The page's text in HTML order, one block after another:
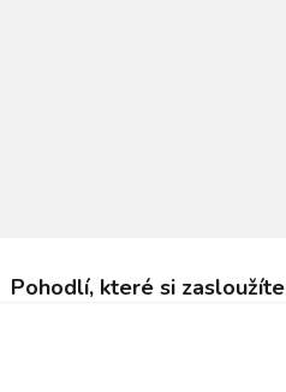
Pohodlí, které si zasloužíte